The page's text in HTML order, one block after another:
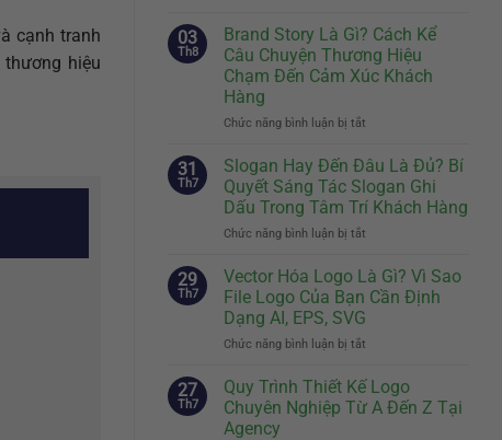
cạnh tranh
hiệu
Vị
Thương
Hiệu:
Bước
Định
Khác
Biệt
Nghiệp
03
Th8
Brand Story Là Gì? Cách Kể
Câu Chuyện Thương Hiệu
Chạm Đến Cảm Xúc Khách
Hàng
Chức năng bình luận bị tắt
Story
Gì?
Cách
Chuyện
Thương
Xúc
Khách
31
Th7
Slogan Hay Đến Đâu Là Đủ? Bí
Quyết Sáng Tác Slogan Ghi
Dấu Trong Tâm Trí Khách Hàng
Chức năng bình luận bị tắt
Hay
Đến
Đâu
Quyết
Sáng
29
Th7
Vector Hóa Logo Là Gì? Vì Sao
File Logo Của Bạn Cần Định
Dạng AI, EPS, SVG
Chức năng bình luận bị tắt
Hóa
Logo
Là
27
Th7
Quy Trình Thiết Kế Logo
Chuyên Nghiệp Từ A Đến Z Tại
Agency